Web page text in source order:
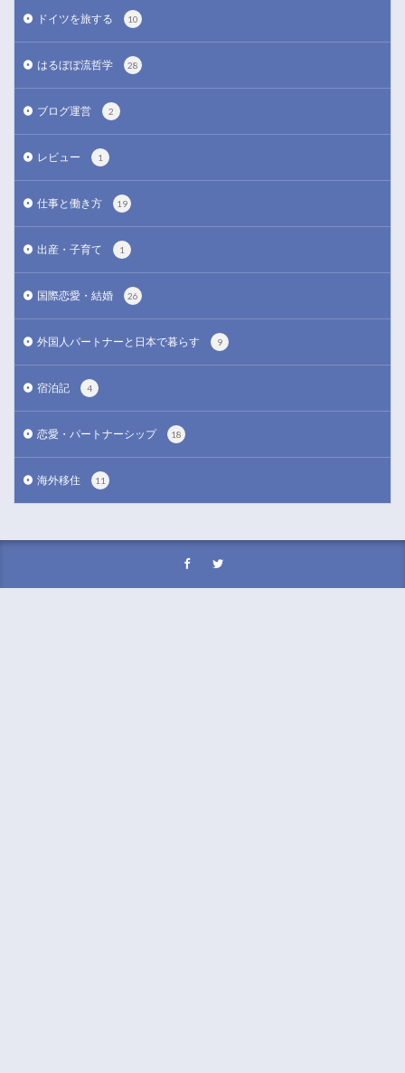
ドイツを旅する 10
はるぼぼ流哲学 28
ブログ運営 2
レビュー 1
仕事と働き方 19
出産・子育て 1
国際恋愛・結婚 26
外国人パートナーと日本で暮らす 9
宿泊記 4
恋愛・パートナーシップ 18
海外移住 11